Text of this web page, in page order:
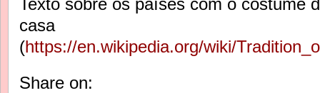
casa
(https://en.wikipedia.org/wiki/
Share on: